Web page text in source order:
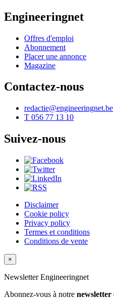
Engineeringnet
Offres d'emploi
Abonnement
Placer une annonce
Magazine
Contactez-nous
redactie@engineeringnet.be
T 056 77 13 10
Suivez-nous
Disclaimer
Cookie policy
Privacy policy
Termes et conditions
Conditions de vente
×
NewsletterEngineeringnet
Abonnez-vous à notre newsletter